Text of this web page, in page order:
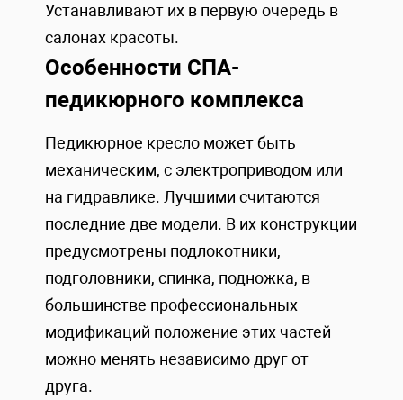
Устанавливают их в первую очередь в
салонах красоты.
Особенности СПА-
педикюрного комплекса
Педикюрное кресло может быть
механическим, с электроприводом или
на гидравлике. Лучшими считаются
последние две модели. В их конструкции
предусмотрены подлокотники,
подголовники, спинка, подножка, в
большинстве профессиональных
модификаций положение этих частей
можно менять независимо друг от
друга.